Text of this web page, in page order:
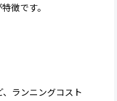
徴です。
ランニングコスト